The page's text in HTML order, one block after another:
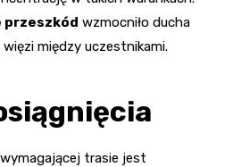
przeszkód wzmocniło ducha
więzi między uczestnikami.
trasie jest